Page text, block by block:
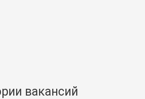
вакансий